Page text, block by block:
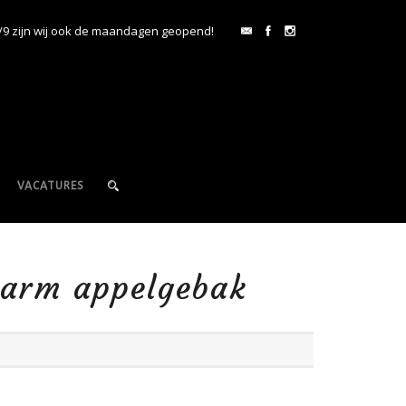
zijn wij ook de maandagen geopend!
VACATURES
appelgebak